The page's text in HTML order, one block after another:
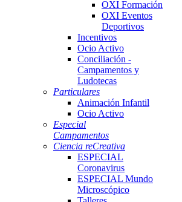
OXI Formación
OXI Eventos
Deportivos
Incentivos
Ocio Activo
Conciliación -
Campamentos y
Ludotecas
Particulares
Animación Infantil
Ocio Activo
Especial
Campamentos
Ciencia reCreativa
ESPECIAL
Coronavirus
ESPECIAL Mundo
Microscópico